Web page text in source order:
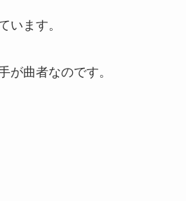
います。
が曲者なのです。